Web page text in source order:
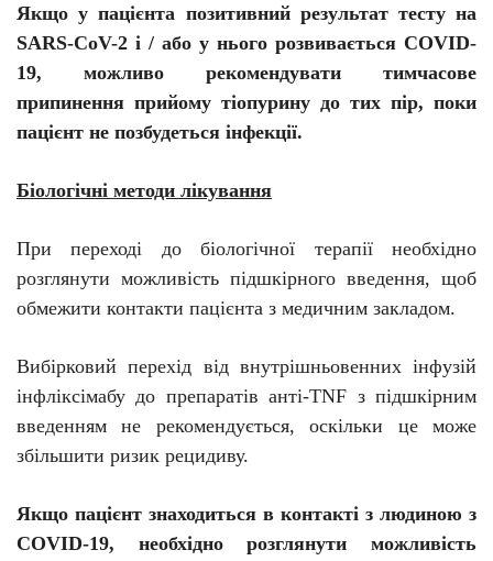
Якщо у пацієнта позитивний результат тесту на
SARS-CoV-2 і / або у нього розвивається COVID-
19, можливо рекомендувати тимчасове
припинення прийому тіопурину до тих пір, поки
пацієнт не позбудеться інфекції.
Біологічні методи лікування
При переході до біологічної терапії необхідно
розглянути можливість підшкірного введення, щоб
обмежити контакти пацієнта з медичним закладом.
Вибірковий перехід від внутрішньовенних інфузій
інфліксімабу до препаратів анті-TNF з підшкірним
введенням не рекомендується, оскільки це може
збільшити ризик рецидиву.
Якщо пацієнт знаходиться в контакті з людиною з
COVID-19, необхідно розглянути можливість